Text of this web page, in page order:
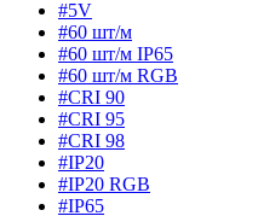
#5V
#60 шт/м
#60 шт/м IP65
#60 шт/м RGB
#CRI 90
#CRI 95
#CRI 98
#IP20
#IP20 RGB
#IP65